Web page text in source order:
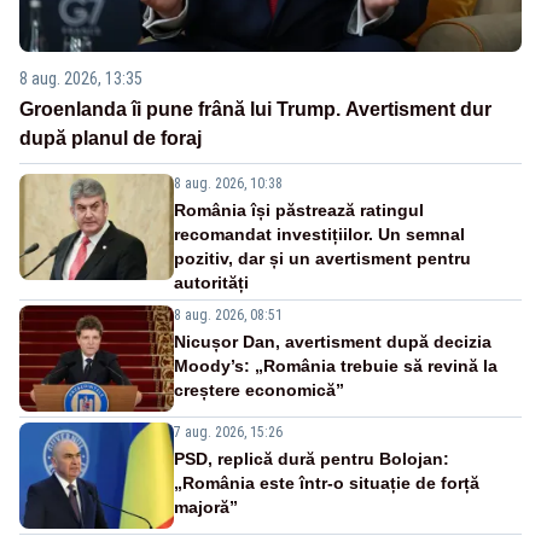
8 aug. 2026, 13:35
Groenlanda îi pune frână lui Trump. Avertisment dur
după planul de foraj
8 aug. 2026, 10:38
România își păstrează ratingul
recomandat investițiilor. Un semnal
pozitiv, dar și un avertisment pentru
autorități
8 aug. 2026, 08:51
Nicușor Dan, avertisment după decizia
Moody’s: „România trebuie să revină la
creștere economică”
7 aug. 2026, 15:26
PSD, replică dură pentru Bolojan:
„România este într-o situație de forță
majoră”